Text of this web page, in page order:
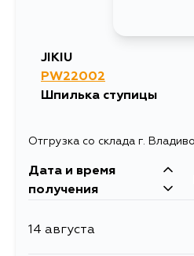
JIKIU
PW22002
Шпилька ступицы
Отгрузка со склада г.
Дата и время
получения
14 августа